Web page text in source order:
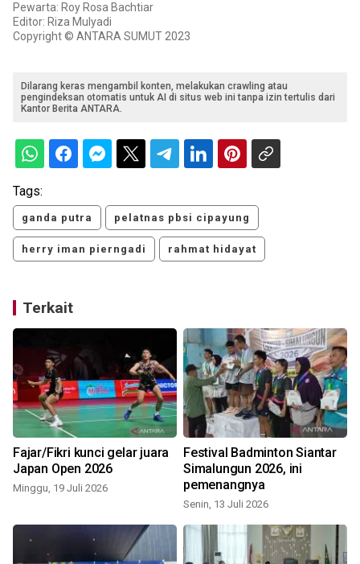
Pewarta: Roy Rosa Bachtiar
Editor: Riza Mulyadi
Copyright © ANTARA SUMUT 2023
Dilarang keras mengambil konten, melakukan crawling atau
pengindeksan otomatis untuk AI di situs web ini tanpa izin tertulis dari
Kantor Berita ANTARA.
Tags:
ganda putra pelatnas pbsi cipayung
herry iman pierngadi rahmat hidayat
Terkait
Fajar/Fikri kunci gelar juara
Japan Open 2026
Minggu, 19 Juli 2026
Festival Badminton Siantar
Simalungun 2026, ini
pemenangnya
Senin, 13 Juli 2026